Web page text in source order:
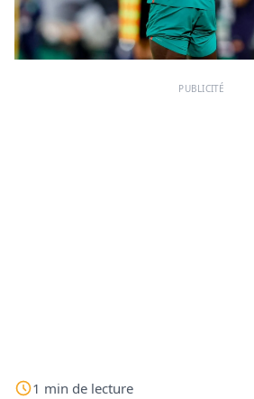
PUBLICITÉ
1 min de lecture